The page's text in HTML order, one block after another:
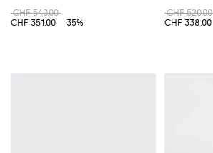
CHF 540.00
CHF 351.00
-35%
CHF 520.00
CHF 338.00